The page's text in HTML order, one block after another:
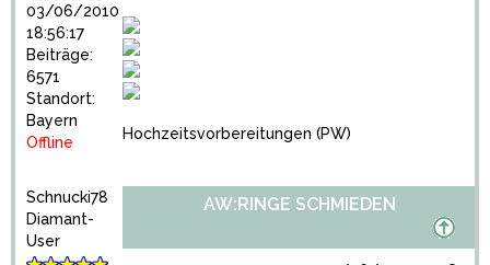
03/06/2010
18:56:17
Beiträge:
6571
Standort:
Bayern
Offline
Hochzeitsvorbereitungen (PW)
Schnucki78
Diamant-
User
AW:RINGE SCHMIEDEN